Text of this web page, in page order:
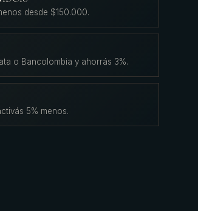
desde $150.000.
o Bancolombia y ahorrás 3%.
5% menos.